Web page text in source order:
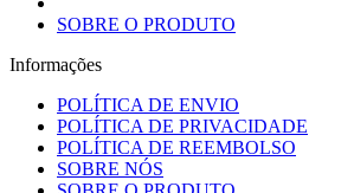
SOBRE O PRODUTO
Informações
POLÍTICA DE ENVIO
POLÍTICA DE PRIVACIDADE
POLÍTICA DE REEMBOLSO
SOBRE NÓS